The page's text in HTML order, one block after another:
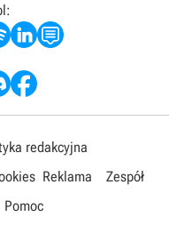
redakcyjna
Reklama
Zespół
Pomoc